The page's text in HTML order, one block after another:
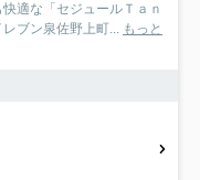
適な「セジュールＴａｎ
ブン泉佐野上町... もっと